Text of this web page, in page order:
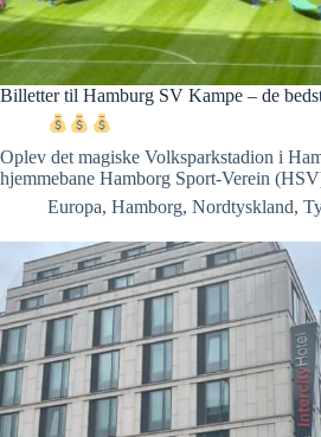
Billetter til Hamburg SV Kampe – de
Oplev det magiske Volksparkstadion i
hjemmebane Hamborg Sport-Verein
Europa, Hamborg, Nordtyskland,